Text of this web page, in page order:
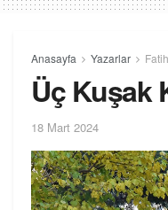
Anasayfa Yazarlar
Üç Kuşak
18 Mart 2024